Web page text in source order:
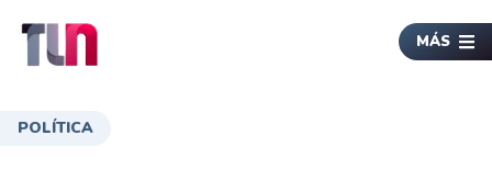
MÁS
POLÍTICA